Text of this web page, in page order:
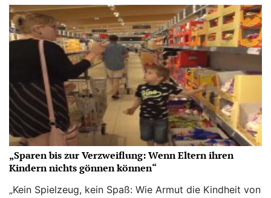
„Sparen bis zur Verzweiflung: Wenn Eltern ihren
Kindern nichts gönnen können“
„Kein Spielzeug, kein Spaß: Wie Armut die Kindheit von